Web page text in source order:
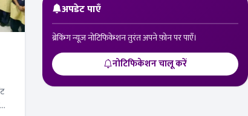
अपडेट पाएँ
ब्रेकिंग न्यूज़ नोटिफिकेशन तुरंत अपने फ़ोन पर पाएँ।
नोटिफिकेशन चालू करें